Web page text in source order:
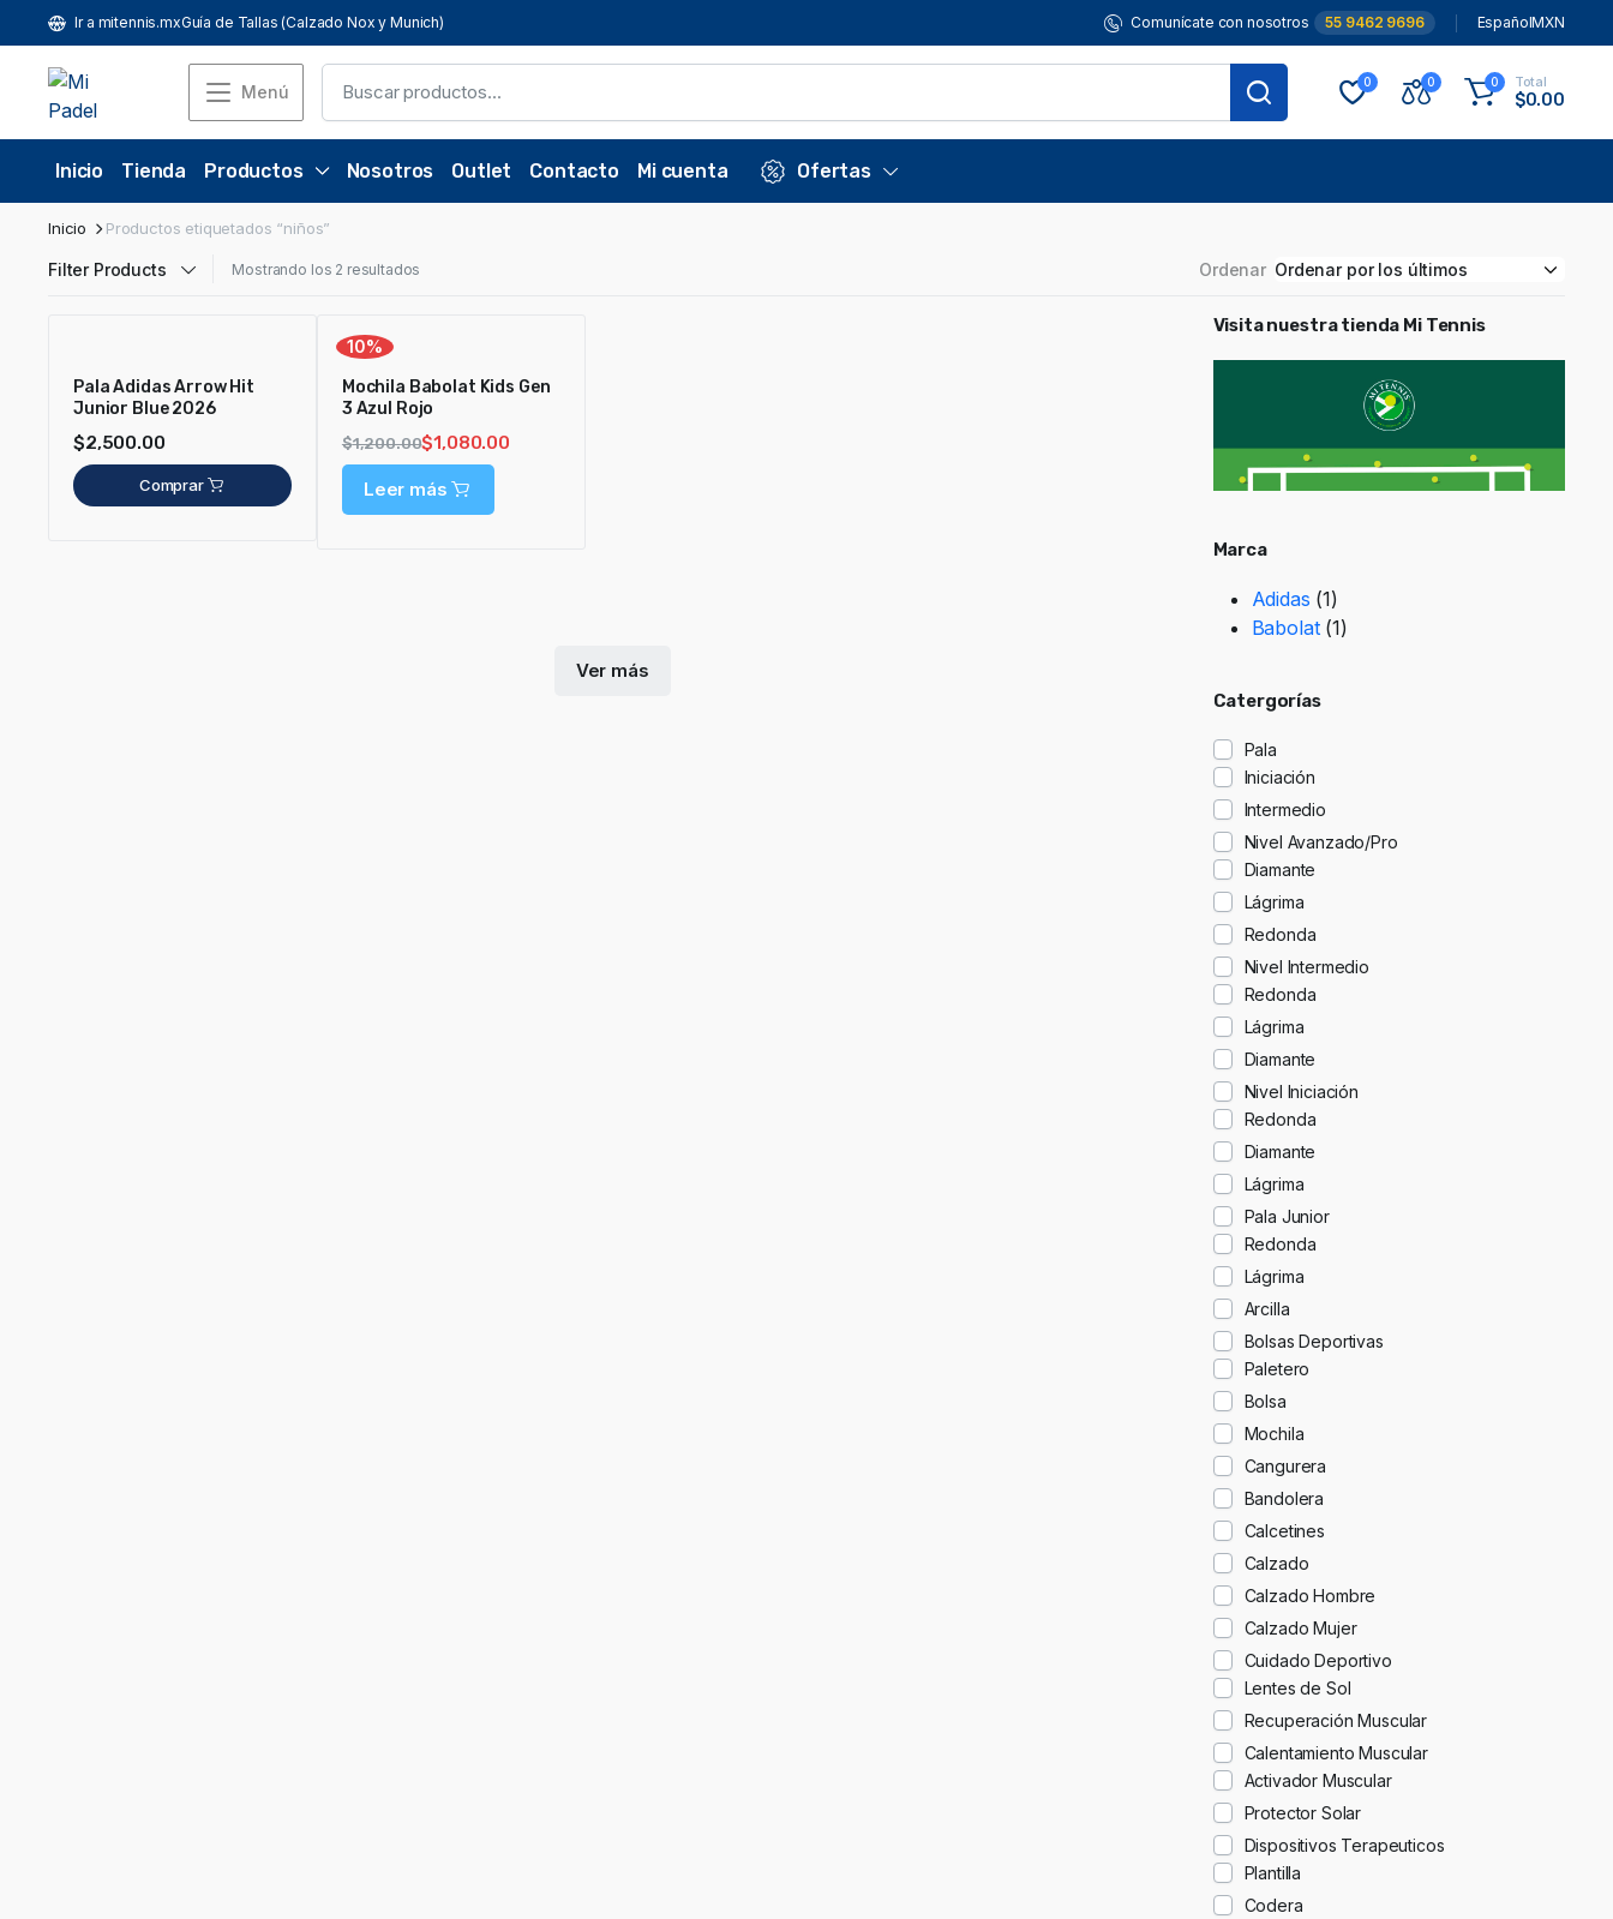
Ir a mitennis.mxGuía de Tallas (Calzado Nox y Munich) Comunícate con nosotros 55 9462 9696 EspañolMXN
Menú 0 0 0 Total
$0.00
Inicio Tienda Productos Nosotros Outlet Contacto Mi cuenta Ofertas
Inicio Productos etiquetados “niños”
Filter Products Mostrando los 2 resultados Ordenar
Pala Adidas Arrow Hit
Junior Blue 2026
$2,500.00
Comprar
10%
Mochila Babolat Kids Gen
3 Azul Rojo
$1,200.00$1,080.00
Leer más
Ver más
Visita nuestra tienda Mi Tennis
Marca
Adidas (1)
Babolat (1)
Catergorías
Pala
Iniciación
Intermedio
Nivel Avanzado/Pro
Diamante
Lágrima
Redonda
Nivel Intermedio
Redonda
Lágrima
Diamante
Nivel Iniciación
Redonda
Diamante
Lágrima
Pala Junior
Redonda
Lágrima
Arcilla
Bolsas Deportivas
Paletero
Bolsa
Mochila
Cangurera
Bandolera
Calcetines
Calzado
Calzado Hombre
Calzado Mujer
Cuidado Deportivo
Lentes de Sol
Recuperación Muscular
Calentamiento Muscular
Activador Muscular
Protector Solar
Dispositivos Terapeuticos
Plantilla
Codera